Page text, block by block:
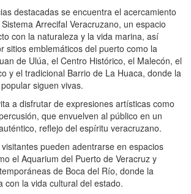
destacadas se encuentra el acercamiento
Arrecifal Veracruzano, un espacio
con la naturaleza y la vida marina, así
sitios emblemáticos del puerto como la
de Ulúa, el Centro Histórico, el Malecón, el
y el tradicional Barrio de La Huaca, donde la
siguen vivas.
a disfrutar de expresiones artísticas como
que envuelven al público en un
reflejo del espíritu veracruzano.
pueden adentrarse en espacios
el Aquarium del Puerto de Veracruz y
de Boca del Río, donde la
con la vida cultural del estado.